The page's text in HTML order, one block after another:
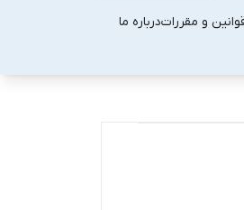
و مقرراتدرباره ما